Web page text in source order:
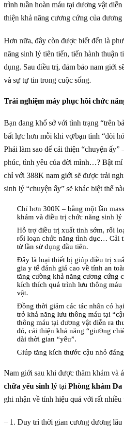
trình tuần hoàn máu tại dương vật
thiện khả năng cương cứng của dương
Hơn nữa, đây còn được biết đến là
năng sinh lý tiên tiến, tiến hành thuận
dụng. Sau điều trị, đảm bảo nam giới
và sự tự tin trong cuộc sống.
Trải nghiệm máy phục hồi chức
Bạn đang khổ sở với tình trạng “trên
bất lực hơn mỗi khi vợ/bạn tình “đòi
Phải làm sao để cải thiện “chuyện
phúc, tình yêu của đời mình…? Bật mí
chỉ với 388K nam giới sẽ được trải
sinh lý “chuyện ấy” sẽ khác biệt thế
Chỉ hơn 300K – bằng một lần
khám và điều trị chức năng sinh lý
Hỗ trợ điều trị xuất tinh sớm, rối
rối loạn chức năng tình dục… Cải
từ lần sử dụng đầu tiên.
Đây là loại thiết bị giúp điều trị
gia y tế đánh giá cao về tính an
tăng cường khả năng cương cứng
kích thích quá trình lưu thông máu
vật.
Đồng thời giảm các tác nhân có
trở khả năng lưu thông máu tại
thông máu tại dương vật diễn ra
đó, cải thiện khả năng “giường
dài thời gian “yêu”.
Giúp tăng kích thước cậu nhỏ
Nam giới sau khi được thăm khám và
chữa yếu sinh lý tại Phòng khám Đa
ghi nhận về tính hiệu quả với rất nhiều
– 1. Duy trì thời gian cương dương lâu